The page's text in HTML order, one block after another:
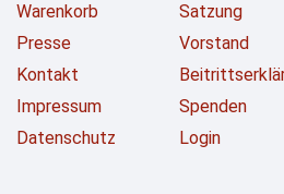
Warenkorb
Presse
Kontakt
Impressum
Datenschutz
Satzung
Vorstand
Spenden
Login